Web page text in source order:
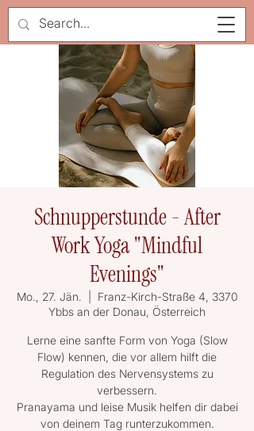
Schnupperstunde - After
Work Yoga "Mindful
Evenings"
Mo., 27. Jän.
Franz-Kirch-Straße 4, 3370
Ybbs an der Donau, Österreich
Lerne eine sanfte Form von Yoga (Slow
Flow) kennen, die vor allem hilft die
Regulation des Nervensystems zu
verbessern.
Pranayama und leise Musik helfen dir dabei
von deinem Tag runterzukommen.